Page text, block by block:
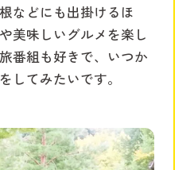
などにも出掛けるほ
美味しいグルメを楽し
番組も好きで、いつか
してみたいです。